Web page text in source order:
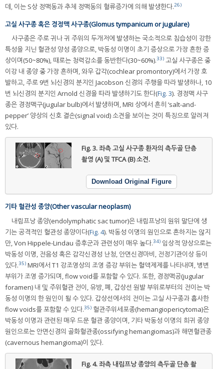
데, 이는 S상 정맥동과 추체 정맥동의 혈류증가에 의해 발생한다.26)
고실 사구종 혹은 경정맥 사구종(Glomus tympanicum or jugulare)
사구종은 주로 귀나 귀 주위의 두개저에 발생하는 국소적으로 침습성이 강한
특성을 지닌 혈관성 양성 종양으로, 박동성 이명이 초기 증상으로 가장 흔한 증
상이며(50~80%), 때로는 청력감소를 동반한다(30~60%).33) 고실 사구종은 중
이강 내 종양 중 가장 흔하며, 와우 갑각(cochlear promontory)에서 가장 호
발하고, 주로 9번 뇌신경의 분지인 Jacobson 신경의 주행을 따라 발생하나, 10
번 뇌신경의 분지인 Arnold 신경을 따라 발생하기도 한다(Fig. 3). 경정맥 사구
종은 경정맥구(jugular bulb)에서 발생하며, MRI 상에서 흔히 ‘salt-and-
pepper’ 양상의 신호 결손(signal void) 소견을 보이는 것이 특징으로 알려져
있다.
Fig. 3.좌측 고실 사구종 환자의 측두골 단층
촬영 (A) 및 TFCA (B) 소견.
Download Original Figure
기타 혈관성 종양(Other vascular neoplasm)
내림프낭 종양(endolymphatic sac tumor)은 내림프낭의 원위 말단에 생
기는 공격적인 혈관성 종양이다(Fig. 4). 박동성 이명의 원인으로 흔하지는 않지
만, Von Hippele-Lindau 증후군과 관련성이 매우 높다.34) 임상적 양상으로는
박동성 이명, 전음성 혹은 감각신경성 난청, 안면신경마비, 전정기관이상 등이
있다.35) MRI에서 T1 강조영상의 조영 증강 부위는 혈액제제를 나타내며, 병변
부위가 조영 증가되며, flow void를 포함할 수 있다. 또한, 경정맥공(jugular
foramen) 내 및 주위혈관 전이, 유방, 폐, 갑상선 원발 부위로부터의 전이는 박
동성 이명의 한 원인이 될 수 있다. 갑상선에서의 전이는 고실 사구종과 흡사한
flow voids를 포함할 수 있다.35) 혈관주위세포종(hemangiopericytoma)은
박동성 이명과 관련된 매우 드문 혈관 종양이며, 기타 박동성 이명의 희귀 종양
원인으로는 안면신경의 골화혈관종(ossifying hemangiomas)과 해면혈관종
(cavernous hemangioma)이 있다.
Fig. 4.좌측 내림프낭 종양의 측두골 단층 촬